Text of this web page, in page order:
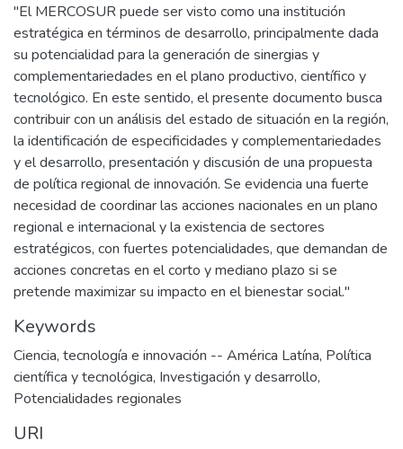
"El MERCOSUR puede ser visto como una institución
estratégica en términos de desarrollo, principalmente dada
su potencialidad para la generación de sinergias y
complementariedades en el plano productivo, científico y
tecnológico. En este sentido, el presente documento busca
contribuir con un análisis del estado de situación en la región,
la identificación de especificidades y complementariedades
y el desarrollo, presentación y discusión de una propuesta
de política regional de innovación. Se evidencia una fuerte
necesidad de coordinar las acciones nacionales en un plano
regional e internacional y la existencia de sectores
estratégicos, con fuertes potencialidades, que demandan de
acciones concretas en el corto y mediano plazo si se
pretende maximizar su impacto en el bienestar social."
Keywords
Ciencia, tecnología e innovación -- América Latína, Política
científica y tecnológica, Investigación y desarrollo,
Potencialidades regionales
URI